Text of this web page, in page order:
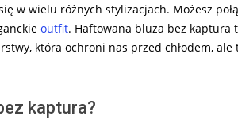
w wielu różnych stylizacjach. Możesz
outfit. Haftowana bluza bez kaptura
która ochroni nas przed chłodem, ale
kaptura?